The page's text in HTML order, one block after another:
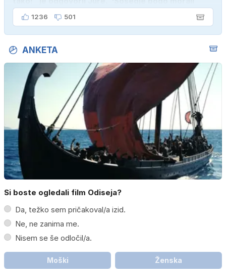
kupiti novega sina, tako sem ga prebutal!"
1236 501
ANKETA
Si boste ogledali film Odiseja?
Da, težko sem pričakoval/a izid.
Ne, ne zanima me.
Nisem se še odločil/a.
Moški Ženska